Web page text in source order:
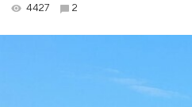
4427 2